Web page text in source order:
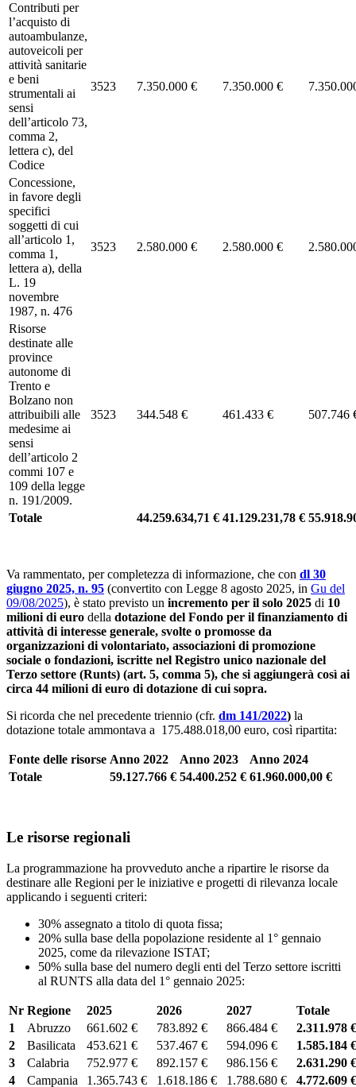
Contributi per
l’acquisto di
autoambulanze,
autoveicoli per
attività sanitarie
e beni
strumentali ai
sensi
dell’articolo 73,
comma 2,
lettera c), del
Codice
3523 7.350.000 € 7.350.000 €
Concessione,
in favore degli
specifici
soggetti di cui
all’articolo 1,
comma 1,
lettera a), della
L. 19
novembre
1987, n. 476
3523 2.580.000 € 2.580.000 €
Risorse
destinate alle
province
autonome di
Trento e
Bolzano non
attribuibili alle
medesime ai
sensi
dell’articolo 2
commi 107 e
109 della legge
n. 191/2009.
3523 344.548 € 461.433 € 507.746
Totale 44.259.634,71 € 41.129.231,78 €
Va rammentato, per completezza di informazione, che con dl 30
giugno 2025, n. 95 (convertito con Legge 8 agosto 2025, in Gu del
09/08/2025), è stato previsto un incremento per il solo 2025 di 10
milioni di euro della dotazione del Fondo per il finanziamento di
attività di interesse generale, svolte o promosse da
organizzazioni di volontariato, associazioni di promozione
sociale o fondazioni, iscritte nel Registro unico nazionale del
Terzo settore (Runts) (art. 5, comma 5), che si aggiungerà così ai
circa 44 milioni di euro di dotazione di cui sopra.
Si ricorda che nel precedente triennio (cfr. dm 141/2022) la
dotazione totale ammontava a 175.488.018,00 euro, così ripartita:
Fonte delle risorse Anno 2022 Anno 2023
Anno 2024
Totale
59.127.766 € 54.400.252 € 61.960.000,00 €
Le risorse regionali
La programmazione ha provveduto anche a ripartire le risorse da
destinare alle Regioni per le iniziative e progetti di rilevanza locale
applicando i seguenti criteri:
30% assegnato a titolo di quota fissa;
20% sulla base della popolazione residente al 1° gennaio
2025, come da rilevazione ISTAT;
50% sulla base del numero degli enti del Terzo settore iscritti
al RUNTS alla data del 1° gennaio 2025:
Nr Regione 2025 2026 2027
Totale
1
Abruzzo 661.602 € 783.892 € 866.484 €
2.311.978 €
2
Basilicata 453.621 € 537.467 € 594.096 €
1.585.184 €
3
Calabria 752.977 € 892.157 € 986.156 €
2.631.290 €
4
Campania 1.365.743 € 1.618.186 € 1.788.680 € 4.772.609 €